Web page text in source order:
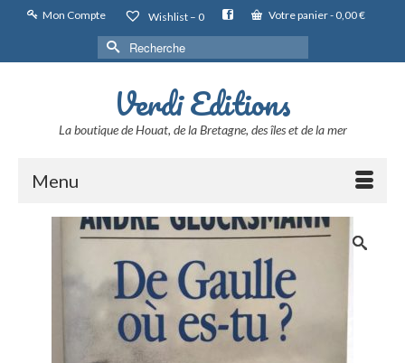
Mon Compte Wishlist – 0 Votre panier- 0,00€
Rechercher :
Verdi Editions
La boutique de Houat, de la Bretagne, des îles et de la mer
Menu